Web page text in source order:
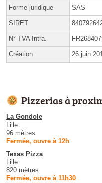
Forme juridique SAS
SIRET
N° TVA Intra.
Création 26 juin
Pizzerias à
La Gondole
Lille
96 mètres
Fermée, ouvre à 12h
Texas Pizza
Lille
820 mètres
Fermée, ouvre à 11h30